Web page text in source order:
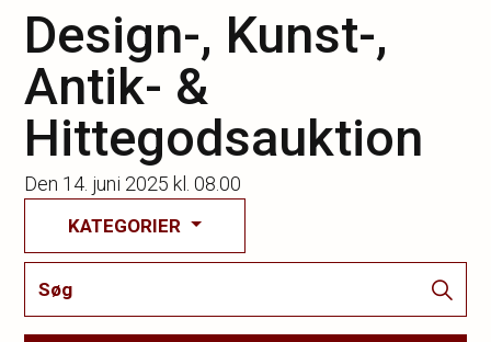
Design-, Kunst-,
Antik- &
Hittegodsauktion
Den 14. juni 2025 kl. 08.00
KATEGORIER